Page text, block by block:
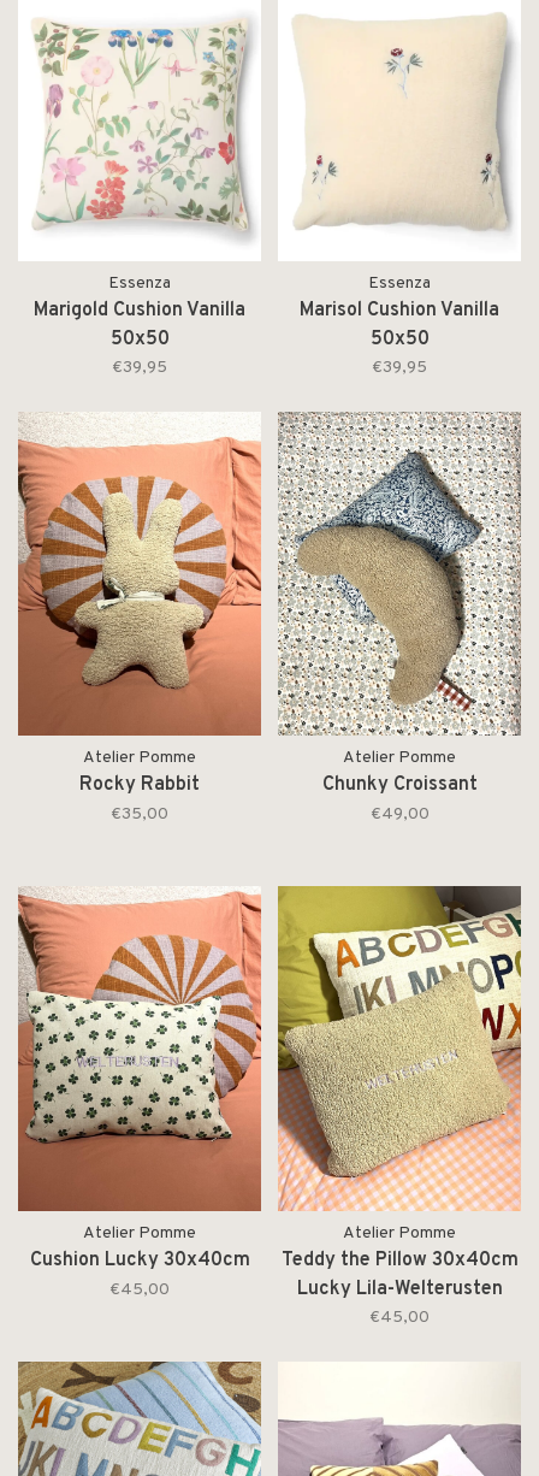
Essenza
Marigold Cushion Vanilla
50x50
€39,95
Essenza
Marisol Cushion Vanilla
50x50
€39,95
Atelier Pomme
Rocky Rabbit
€35,00
Atelier Pomme
Chunky Croissant
€49,00
Atelier Pomme
Cushion Lucky 30x40cm
€45,00
Atelier Pomme
Teddy the Pillow 30x40cm
Lucky Lila-Welterusten
€45,00